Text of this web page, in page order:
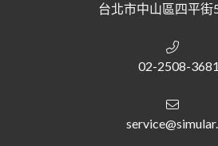
台北市中山區四平街
02-2508-3681